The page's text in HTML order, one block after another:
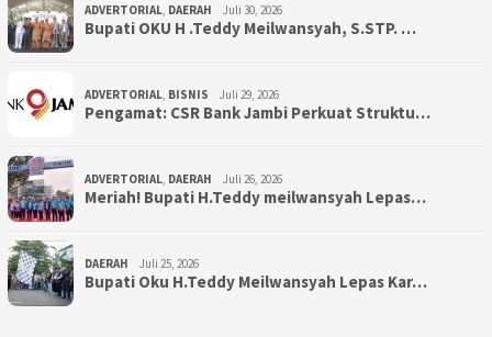
ADVERTORIAL, DAERAH Juli 30, 2026
Bupati OKU H .Teddy Meilwansyah, S.STP. …
ADVERTORIAL, BISNIS Juli 29, 2026
Pengamat: CSR Bank Jambi Perkuat Struktu…
ADVERTORIAL, DAERAH Juli 26, 2026
Meriah! Bupati H.Teddy meilwansyah Lepas…
DAERAH Juli 25, 2026
Bupati Oku H.Teddy Meilwansyah Lepas Kar…